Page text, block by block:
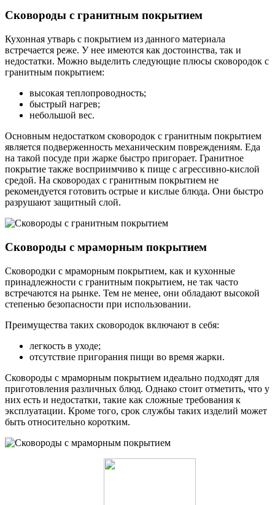
Сковороды с гранитным покрытием
Кухонная утварь с покрытием из данного материала
встречается реже. У нее имеются как достоинства, так и
недостатки. Можно выделить следующие плюсы сковородок с
гранитным покрытием:
высокая теплопроводность;
быстрый нагрев;
небольшой вес.
Основным недостатком сковородок с гранитным покрытием
является подверженность механическим повреждениям. Еда
на такой посуде при жарке быстро пригорает. Гранитное
покрытие также восприимчиво к пище с агрессивно-кислой
средой. На сковородах с гранитным покрытием не
рекомендуется готовить острые и кислые блюда. Они быстро
разрушают защитный слой.
Сковороды с мраморным покрытием
Сковородки с мраморным покрытием, как и кухонные
принадлежности с гранитным покрытием, не так часто
встречаются на рынке. Тем не менее, они обладают высокой
степенью безопасности при использовании.
Преимущества таких сковородок включают в себя:
легкость в уходе;
отсутствие пригорания пищи во время жарки.
Сковороды с мраморным покрытием идеально подходят для
приготовления различных блюд. Однако стоит отметить, что у
них есть и недостатки, такие как сложные требования к
эксплуатации. Кроме того, срок службы таких изделий может
быть относительно коротким.